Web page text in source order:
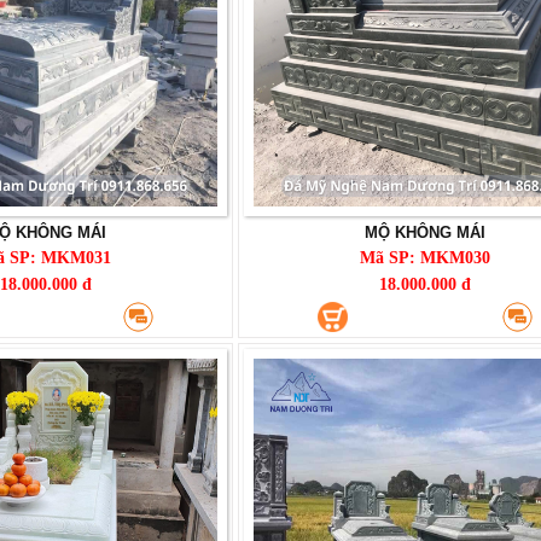
KHÔNG MÁI
SP: MKM031
18.000.000 đ
MỘ KHÔNG MÁI
Mã SP: MKM030
18.000.000 đ